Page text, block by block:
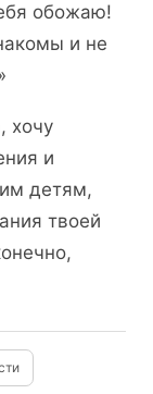
обожаю!
и не
хочу
и
детям,
твоей